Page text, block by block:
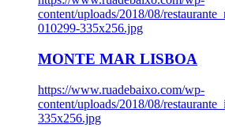
content/uploads/2018/08/
010299-335x256.jpg
MONTE MAR LISBOA
https://www.ruadebaixo.com/wp-
content/uploads/2018/08/
335x256.jpg